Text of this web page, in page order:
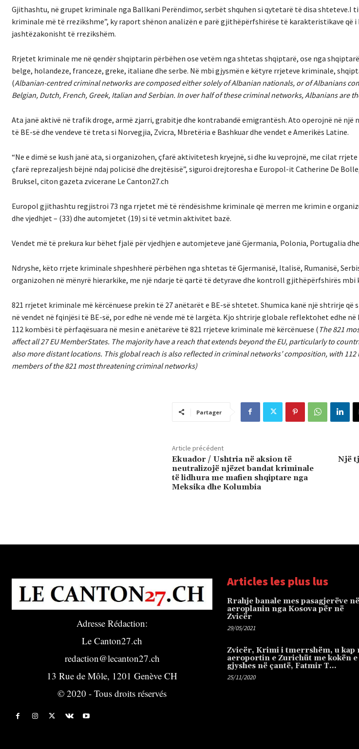
Gjithashtu, në grupet kriminale nga Ballkani Perëndimor, serbët shquhen si qytetarë të disa
kriminale më të rrezikshme”, ky raport shënon analizën e parë gjithëpërfshirëse të karakteristikave që
jashtëzakonisht të rrezikshëm.
Rrjetet kriminale me në qendër shqiptarin përbëhen ose vetëm nga shtetas shqiptarë, ose nga
belge, holandeze, franceze, greke, italiane dhe serbe. Në mbi gjysmën e këtyre rrjeteve kriminale,
(Albanian-centred criminal networks are composed either solely of Albanian nationals, or of Albanians
Belgian, Dutch, French, Greek, Italian and Serbian. In over half of these criminal networks, Albanians are
Ata janë aktivë në trafik droge, armë zjarri, grabitje dhe kontrabandë emigrantësh. Ato operojnë në një
të BE-së dhe vendeve të treta si Norvegjia, Zvicra, Mbretëria e Bashkuar dhe vendet e Amerikës Latine.
“Ne e dimë se kush janë ata, si organizohen, çfarë aktivitetesh kryejnë, si dhe ku veprojnë, me cilat
çfarë reprezaljesh bëjnë ndaj policisë dhe drejtësisë”, siguroi drejtoresha e Europol-it Catherine De
Bruksel, citon gazeta zvicerane Le Canton27.ch
Europol gjithashtu regjistroi 73 nga rrjetet më të rëndësishme kriminale që merren me krimin e
dhe vjedhjet – (33) dhe automjetet (19) si të vetmin aktivitet bazë.
Vendet më të prekura kur bëhet fjalë për vjedhjen e automjeteve janë Gjermania, Polonia, Portugalia
Ndryshe, këto rrjete kriminale shpeshherë përbëhen nga shtetas të Gjermanisë, Italisë, Rumanisë,
organizohen në mënyrë hierarkike, me një ndarje të qartë të detyrave dhe kontroll gjithëpërfshirës mbi
821 rrjetet kriminale më kërcënuese prekin të 27 anëtarët e BE-së shtetet. Shumica kanë një shtrirje
në vendet në fqinjësi të BE-së, por edhe në vende më të largëta. Kjo shtrirje globale reflektohet edhe
112 kombësi të përfaqësuara në mesin e anëtarëve të 821 rrjeteve kriminale më kërcënuese ( The 821
affect all 27 EU MemberStates. The majority have a reach that extends beyond the EU, particularly to
also more distant locations. This global reach is also reflected in criminal networks’ composition, with
members of the 821 most threatening criminal networks)
Partager
Article précédent
Ekuador / Ushtria në aksion të
neutralizojë njëzet bandat kriminale
të lidhura me mafien shqiptare nga
Meksika dhe Kolumbia
Një
Adresse Rédaction:
Le Canton27.ch
redaction@lecanton27.ch
13 Rue de Môle, 1201 Genève CH
© 2020 - Tous droits réservés
Articles les plus lus
Rrahje banale mes pasagjerëve në
aeroplanin nga Kosova për në
Zvicër
29/05/2021
Zvicër, Krimi i tmerrshëm, u kap
aeroportin e Zurichüt me kokën e
gjyshes në çantë, Fatmir T…
25/11/2020